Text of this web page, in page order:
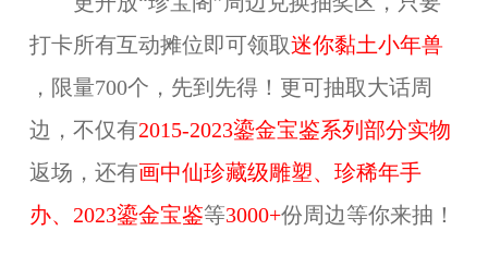
打卡所有互动摊位即可领取迷你黏土小年兽
，限量700个，先到先得！更可抽取大话周
边，不仅有2015-2023鎏金宝鉴系列部分实物
返场，还有画中仙珍藏级雕塑、珍稀年手
办、2023鎏金宝鉴等3000+份周边等你来抽！